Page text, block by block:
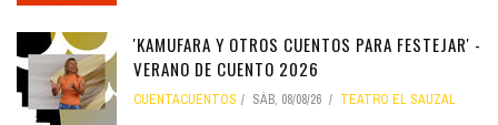
'KAMUFARA Y OTROS CUENTOS PARA FESTEJAR' -
VERANO DE CUENTO 2026
CUENTACUENTOS SÁB, 08/08/26 TEATRO EL SAUZAL